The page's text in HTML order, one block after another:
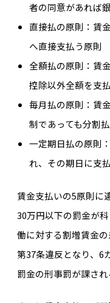
者の同意があれば
直接払の原則：賃
へ直接支払う原則
全額払の原則：賃
控除以外全額を支
毎月払の原則：賃
制であっても分割払
一定期日払の原則
れ、その期日に支
賃金支払いの5原則に
30万円以下の罰金が
働に対する割増賃金
第37条違反となり、6
罰金の刑事罰が課さ